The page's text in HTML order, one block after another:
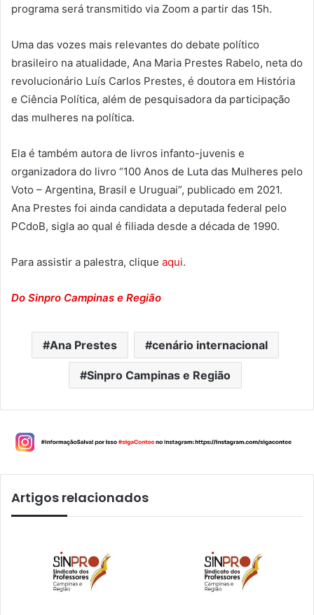
programa será transmitido via Zoom a partir das 15h.
Uma das vozes mais relevantes do debate político
brasileiro na atualidade, Ana Maria Prestes Rabelo, neta do
revolucionário Luís Carlos Prestes, é doutora em História
e Ciência Política, além de pesquisadora da participação
das mulheres na política.
Ela é também autora de livros infanto-juvenis e
organizadora do livro “100 Anos de Luta das Mulheres pelo
Voto – Argentina, Brasil e Uruguai”, publicado em 2021.
Ana Prestes foi ainda candidata a deputada federal pelo
PCdoB, sigla ao qual é filiada desde a década de 1990.
Para assistir a palestra, clique aqui.
Do Sinpro Campinas e Região
Ana Prestes cenário internacional
Sinpro Campinas e Região
Artigos relacionados